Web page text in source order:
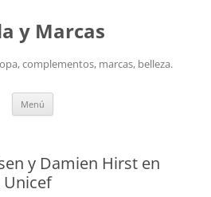
y Marcas
complementos, marcas, belleza.
Menú
y Damien Hirst en